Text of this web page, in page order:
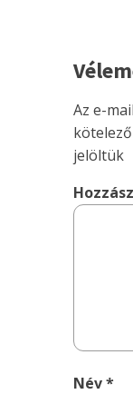
Az e-
jelöltük
Név*